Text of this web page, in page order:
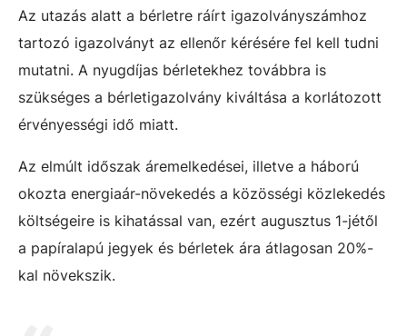
Az utazás alatt a bérletre ráírt igazolványszámhoz
tartozó igazolványt az ellenőr kérésére fel kell tudni
mutatni. A nyugdíjas bérletekhez továbbra is
szükséges a bérletigazolvány kiváltása a korlátozott
érvényességi idő miatt.
Az elmúlt időszak áremelkedései, illetve a háború
okozta energiaár-növekedés a közösségi közlekedés
költségeire is kihatással van, ezért augusztus 1-jétől
a papíralapú jegyek és bérletek ára átlagosan 20%-
kal növekszik.